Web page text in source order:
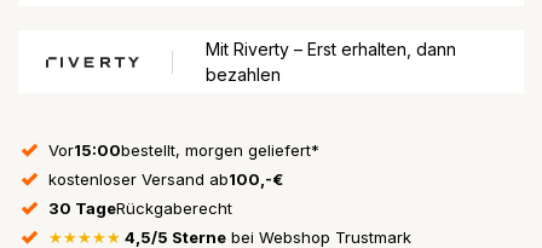
Mit Riverty – Erst erhalten, dann
bezahlen
Vor15:00bestellt, morgen geliefert*
kostenloser Versand ab100,-€
30 TageRückgaberecht
★★★★★ 4,5/5 Sterne bei Webshop Trustmark